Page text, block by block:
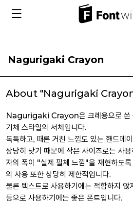
Nagurigaki Crayon
About "Nagurigaki
Nagurigaki Crayon은 크레용으로 쓴
기체 스타일의 서체입니다.
독특하고, 때론 거친 느낌도 있는 핸드메
상당히 낮기 때문에 작은 사이즈로는 사
자의 폭이 "실제 필체 느낌"을 재현하도
의 사용 또한 상당히 제한적입니다.
물론 텍스트로 사용하기에는 적합하지 않
등으로 사용하기에는 좋은 폰트입니다.